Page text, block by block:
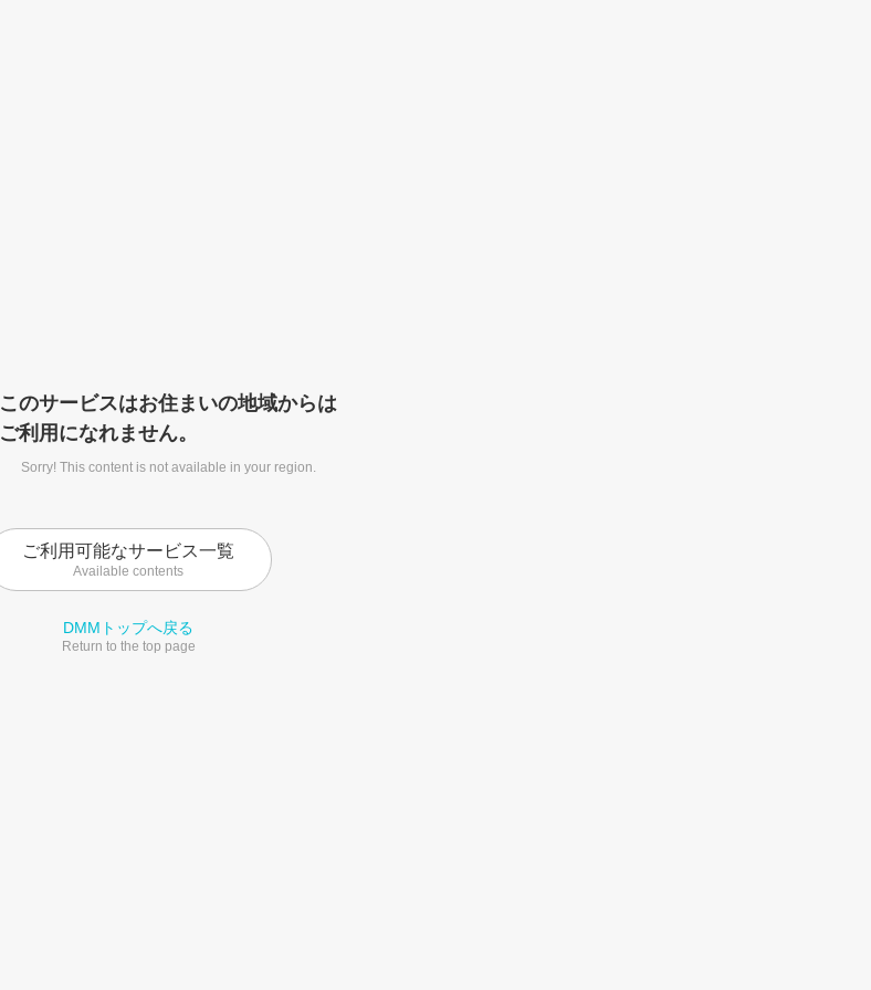
このサービスはお住まいの地域からは
ご利用になれません。
Sorry! This content is not available in your region.
ご利用可能なサービス一覧
Available contents
DMMトップへ戻る
Return to the top page